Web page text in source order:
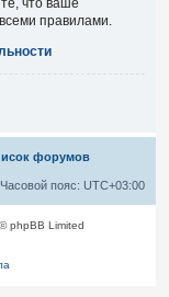
что ваше
правилами.
форумов
Часовой пояс: UTC+03:00
phpBB Limited